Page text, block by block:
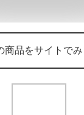
商品をサイトでみ